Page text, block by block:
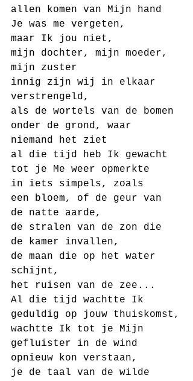
allen komen van Mijn hand
Je was me vergeten,
maar Ik jou niet,
mijn dochter, mijn moeder,
mijn zuster
innig zijn wij in elkaar
verstrengeld,
als de wortels van de bomen
onder de grond, waar
niemand het ziet
al die tijd heb Ik gewacht
tot je Me weer opmerkte
in iets simpels, zoals
een bloem, of de geur van
de natte aarde,
de stralen van de zon die
de kamer invallen,
de maan die op het water
schijnt,
het ruisen van de zee...
Al die tijd wachtte Ik
geduldig op jouw thuiskomst,
wachtte Ik tot je Mijn
gefluister in de wind
opnieuw kon verstaan,
je de taal van de wilde